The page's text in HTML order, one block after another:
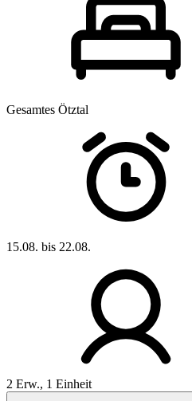
Gesamtes Ötztal
15.08. bis 22.08.
2 Erw., 1 Einheit